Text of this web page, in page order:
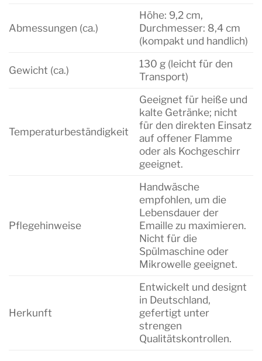
Abmessungen (ca.)
Höhe: 9,2 cm,
Durchmesser: 8,4 cm
(kompakt und handlich)
Gewicht (ca.)
130 g (leicht für den
Transport)
Temperaturbeständigkeit
Geeignet für heiße und
kalte Getränke; nicht
für den direkten Einsatz
auf offener Flamme
oder als Kochgeschirr
geeignet.
Pflegehinweise
Handwäsche
empfohlen, um die
Lebensdauer der
Emaille zu maximieren.
Nicht für die
Spülmaschine oder
Mikrowelle geeignet.
Herkunft
Entwickelt und designt
in Deutschland,
gefertigt unter
strengen
Qualitätskontrollen.